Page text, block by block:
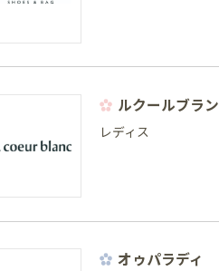
ルクールブラン
レディス
オゥパラディ